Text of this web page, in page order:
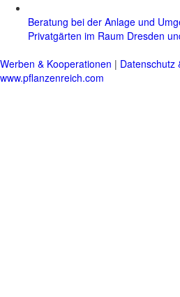
Beratung bei der Anlage und
Privatgärten im Raum Dresden
Werben & Kooperationen | Datenschutz
www.pflanzenreich.com